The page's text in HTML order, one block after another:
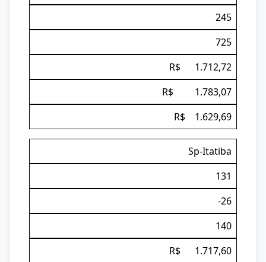
245
725
R$ 1.712,72
R$ 1.783,07
R$ 1.629,69
Sp-Itatiba
131
-26
140
R$ 1.717,60